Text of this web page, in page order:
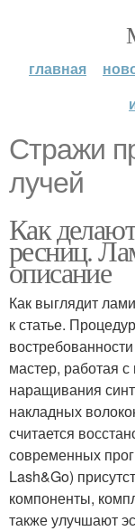
главная
Стражи
лучей
Как
ресниц.
описание
Как выглядит
к статье.
мастер, работая
наращивания
накладных
считается
современных
Lash&Go)
компоненты,
также улучшают